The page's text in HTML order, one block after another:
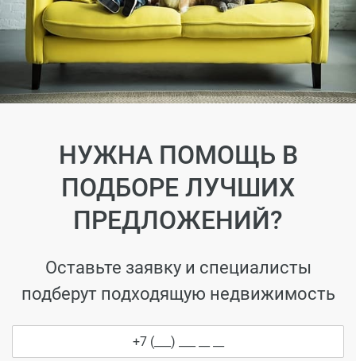
НУЖНА ПОМОЩЬ В
ПОДБОРЕ ЛУЧШИХ
ПРЕДЛОЖЕНИЙ?
Оставьте заявку и специалисты
подберут подходящую недвижимость